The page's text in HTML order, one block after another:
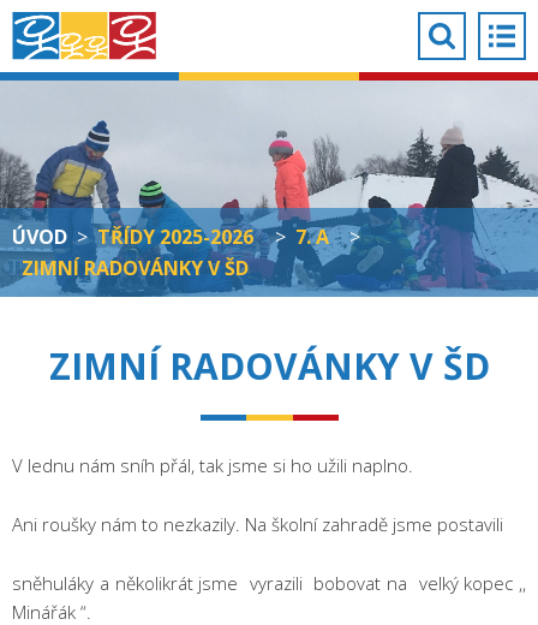
ÚVOD > TŘÍDY 2025-2026 > 7. A
>
ZIMNÍ RADOVÁNKY V ŠD
ZIMNÍ RADOVÁNKY V ŠD
V lednu nám sníh přál, tak jsme si ho užili naplno.
Ani roušky nám to nezkazily. Na školní zahradě jsme postavili
sněhuláky a několikrát jsme vyrazili bobovat na velký kopec ,,
Minářák “.